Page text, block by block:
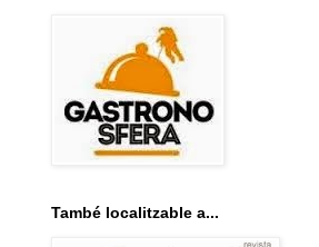
També localitzable a...